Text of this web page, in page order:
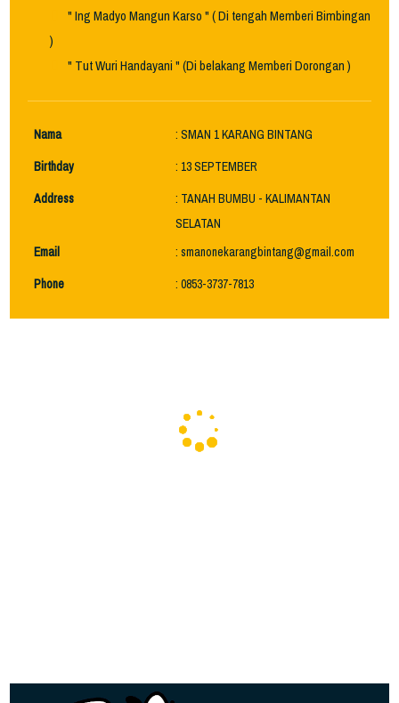
" Ing Madyo Mangun Karso " ( Di tengah Memberi Bimbingan
)
" Tut Wuri Handayani " (Di belakang Memberi Dorongan )
Nama
: SMAN 1 KARANG BINTANG
Birthday
: 13 SEPTEMBER
Address
: TANAH BUMBU - KALIMANTAN
SELATAN
Email
: smanonekarangbintang@gmail.com
Phone
: 0853-3737-7813